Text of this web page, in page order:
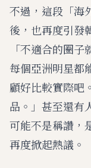
不過，這段「海
後，也再度引發
「不適合的圈
每個亞洲明星都
顧好比較實際吧
品。」甚至還有
可能不是稱讚，
再度掀起熱議。